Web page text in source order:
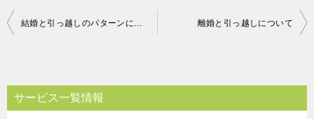
投
ビ
ゲ
結婚と引っ越しのパターンについて 離婚と引っ越しについて
サービス一覧情報